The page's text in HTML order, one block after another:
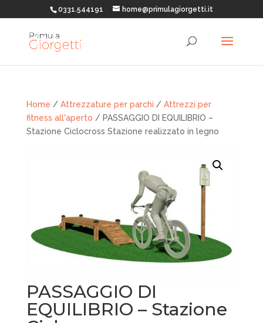
0331.544191 home@primulagiorgetti.it
Home / Attrezzature per parchi / Attrezzi per
fitness all'aperto / PASSAGGIO DI EQUILIBRIO –
Stazione Ciclocross Stazione realizzato in legno
PASSAGGIO DI
EQUILIBRIO – Stazione